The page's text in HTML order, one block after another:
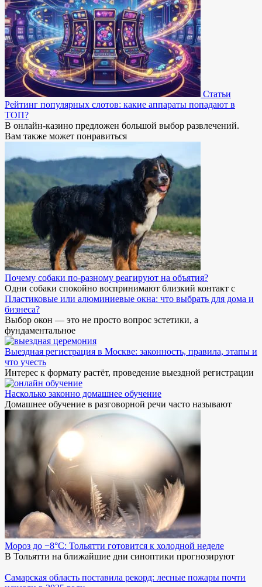
Статьи
Рейтинг популярных слотов: какие аппараты попадают в
ТОП?
В онлайн-казино предложен большой выбор развлечений.
Вам также может понравиться
Почему собаки по-разному реагируют на объятия?
Одни собаки спокойно воспринимают близкий контакт с
Пластиковые или алюминиевые окна: что выбрать для дома и
бизнеса?
Выбор окон — это не просто вопрос эстетики, а
фундаментальное
Выездная регистрация в Москве: законность, правила, этапы и
что учесть
Интерес к формату растёт, проведение выездной регистрации
Насколько законно домашнее обучение
Домашнее обучение в разговорной речи часто называют
Мороз до −8°C: Тольятти готовится к холодной неделе
В Тольятти на ближайшие дни синоптики прогнозируют
Самарская область поставила рекорд: лесные пожары почти